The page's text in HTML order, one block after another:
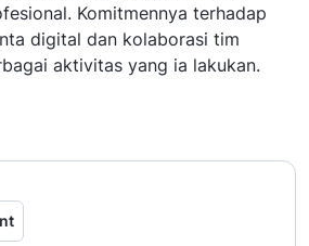
Komitmennya terhadap
digital dan kolaborasi tim
aktivitas yang ia lakukan.